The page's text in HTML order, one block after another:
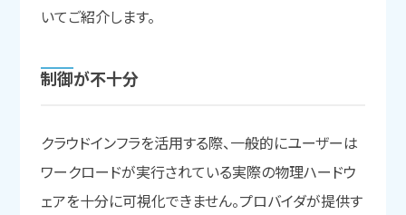
いてご紹介します。
制御が不十分
クラウドインフラを活用する際、一般的にユーザーは
ワークロードが実行されている実際の物理ハードウ
ェアを十分に可視化できません。プロバイダが提供す